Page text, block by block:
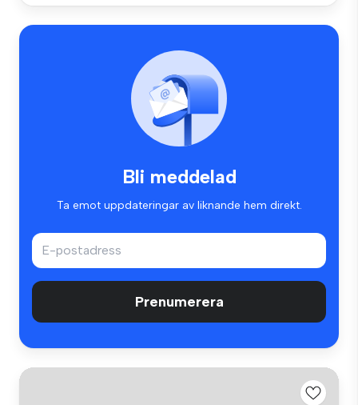
Bli meddelad
Ta emot uppdateringar av liknande hem direkt.
Prenumerera